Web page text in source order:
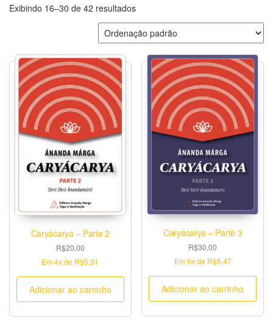
Exibindo 16–30 de 42 resultados
Caryácarya – Parte 2
R$20,00
Em4xde R$5,31
Adicionar ao carrinho
Caryácarya – Parte 3
R$30,00
Em6xde R$5,47
Adicionar ao carrinho